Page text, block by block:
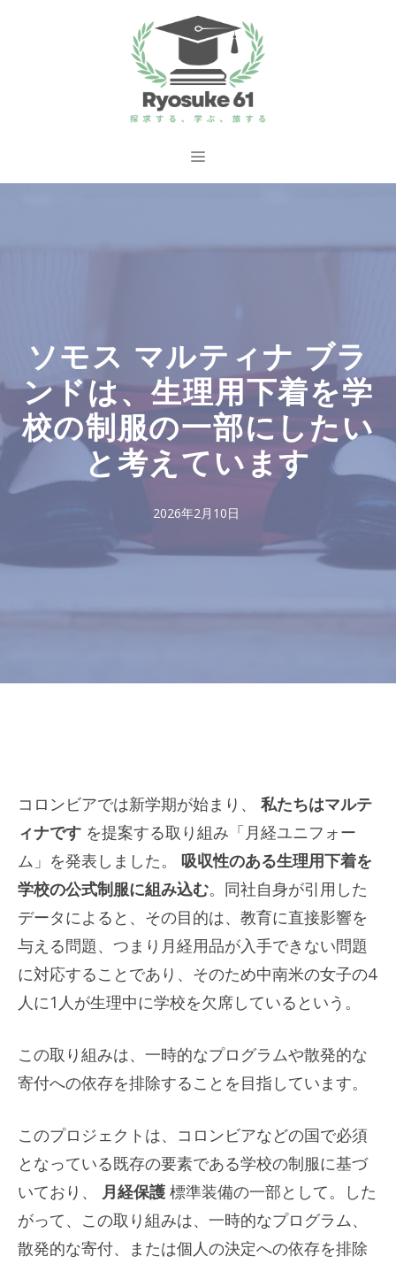
ス
メ
ソモス マルティナ ブラ
ンドは、生理用下着を学
校の制服の一部にしたい
と考えています
2026年2月10日
コロンビアでは新学期が始まり、
私たちはマルテ
ィナです を提案する取り組み「月経ユニフォー
ム」を発表しました。 吸収性のある生理用下着を
学校の公式制服に組み込む。同社自身が引用した
データによると、その目的は、教育に直接影響を
与える問題、つまり月経用品が入手できない問題
に対応することであり、そのため中南米の女子の4
人に1人が生理中に学校を欠席しているという。
この取り組みは、一時的なプログラムや散発的な
寄付への依存を排除​​することを目指しています。
このプロジェクトは、コロンビアなどの国で必須
となっている既存の要素である学校の制服に基づ
いており、
月経保護 標準装備の一部として。した
がって、この取り組みは、一時的なプログラム、
散発的な寄付、または個人の決定への依存を排除​​